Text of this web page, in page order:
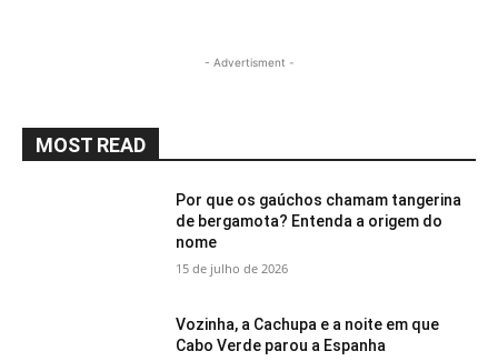
- Advertisment -
MOST READ
Por que os gaúchos chamam tangerina
de bergamota? Entenda a origem do
nome
15 de julho de 2026
Vozinha, a Cachupa e a noite em que
Cabo Verde parou a Espanha